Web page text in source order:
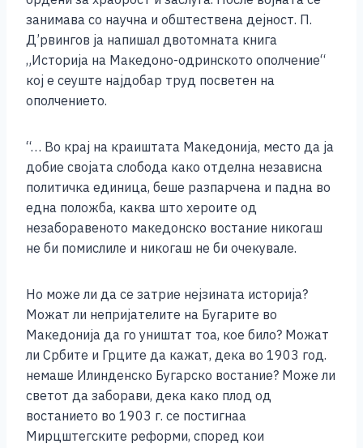
занимава со научна и обштествена дејност. П.
Д’рвингов ја напишал двотомната книга
„Историја на Македоно-одринското ополчение“
кој е сеуште најдобар труд посветен на
ополчението.
“… Во крај на краиштата Македонија, место да ја
добие својата слобода како отделна независна
политичка единица, беше разпарчена и падна во
една положба, каква што хероите од
незаборавеното македонско востание никогаш
не би помислиле и никогаш не би очекувале.
Но може ли да се затрие нејзината историја?
Можат ли непријателите на Бугарите во
Македонија да го уништат тоа, кое било? Можат
ли Србите и Грците да кажат, дека во 1903 год.
немаше Илинденско Бугарско востание? Може ли
светот да заборави, дека како плод од
востанието во 1903 г. се постигнаа
Мирцштегските реформи, според кои